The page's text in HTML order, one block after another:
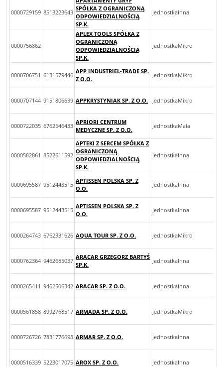
0000729159 8513223643
SPÓŁKA Z OGRANICZONĄ
ODPOWIEDZIALNOŚCIĄ
SP.K.
JednostkaInna
0000756862
APLEX TOOLS SPÓŁKA Z
OGRANICZONĄ
ODPOWIEDZIALNOŚCIĄ
SP.K.
JednostkaMikro
0000706751 6131579446
APP INDUSTRIEL-TRADE SP.
Z O.O.
JednostkaMikro
0000707144 9151806639 APPKRYSTYNIAK SP. Z O.O. JednostkaMikro
0000722035 6762546433
APRIORI CENTRUM
MEDYCZNE SP. Z O.O.
JednostkaMala
0000582861 8522611592
APTEKI Z SERCEM SPÓŁKA Z
OGRANICZONĄ
ODPOWIEDZIALNOŚCIĄ
SP.K.
JednostkaInna
0000695587 9512443515
APTISSEN POLSKA SP. Z
O.O.
JednostkaInna
0000695587 9512443515
APTISSEN POLSKA SP. Z
O.O.
JednostkaInna
0000264743 6762331626 AQUA TOUR SP. Z O.O. JednostkaMikro
0000762364 9462685037
ARACAR GRZEGORZ BARTYŚ
SP.K.
JednostkaInna
0000265411 9462506342 ARACAR SP. Z O.O. JednostkaInna
0000561858 8992768517 ARMADA SP. Z O.O. JednostkaMikro
0000726726 7831776698 ARMAR SP. Z O.O. JednostkaInna
0000516339 5223017075 AROX SP. Z O.O. JednostkaInna